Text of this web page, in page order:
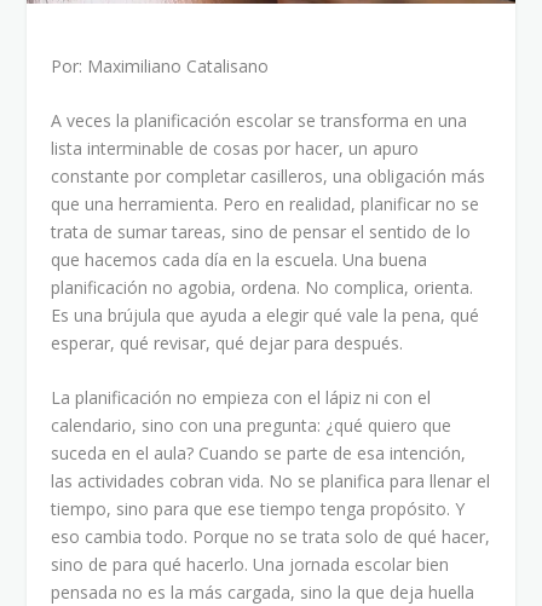
Por: Maximiliano Catalisano
A veces la planificación escolar se transforma en una
lista interminable de cosas por hacer, un apuro
constante por completar casilleros, una obligación más
que una herramienta. Pero en realidad, planificar no se
trata de sumar tareas, sino de pensar el sentido de lo
que hacemos cada día en la escuela. Una buena
planificación no agobia, ordena. No complica, orienta.
Es una brújula que ayuda a elegir qué vale la pena, qué
esperar, qué revisar, qué dejar para después.
La planificación no empieza con el lápiz ni con el
calendario, sino con una pregunta: ¿qué quiero que
suceda en el aula? Cuando se parte de esa intención,
las actividades cobran vida. No se planifica para llenar el
tiempo, sino para que ese tiempo tenga propósito. Y
eso cambia todo. Porque no se trata solo de qué hacer,
sino de para qué hacerlo. Una jornada escolar bien
pensada no es la más cargada, sino la que deja huella